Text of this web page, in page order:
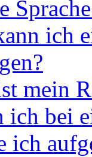
ich
mein
ich bei
ich